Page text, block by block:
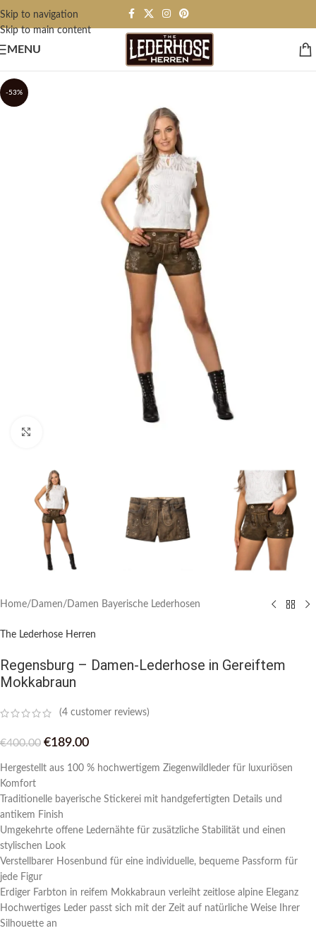
Skip to navigation
Skip to main content
MENU
-53%
Home/ Damen/ Damen Bayerische Lederhosen
The Lederhose Herren
Regensburg – Damen-Lederhose in Gereiftem
Mokkabraun
(4 customer reviews)
€400.00 €189.00
Hergestellt aus 100 % hochwertigem Ziegenwildleder für luxuriösen
Komfort
Traditionelle bayerische Stickerei mit handgefertigten Details und
antikem Finish
Umgekehrte offene Ledernähte für zusätzliche Stabilität und einen
stylischen Look
Verstellbarer Hosenbund für eine individuelle, bequeme Passform für
jede Figur
Erdiger Farbton in reifem Mokkabraun verleiht zeitlose alpine Eleganz
Hochwertiges Leder passt sich mit der Zeit auf natürliche Weise Ihrer
Silhouette an